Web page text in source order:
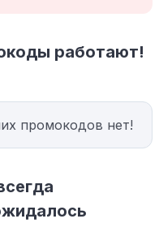
работают!
промокодов нет!